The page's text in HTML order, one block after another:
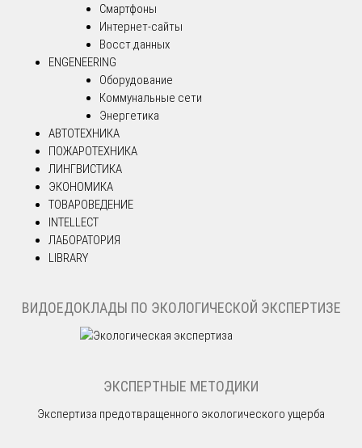
Смартфоны
Интернет-сайты
Восст.данных
ENGENEERING
Оборудование
Коммунальные сети
Энергетика
АВТОТЕХНИКА
ПОЖАРОТЕХНИКА
ЛИНГВИСТИКА
ЭКОНОМИКА
ТОВАРОВЕДЕНИЕ
INTELLECT
ЛАБОРАТОРИЯ
LIBRARY
ВИДОЕДОКЛАДЫ ПО ЭКОЛОГИЧЕСКОЙ ЭКСПЕРТИЗЕ
ЭКСПЕРТНЫЕ МЕТОДИКИ
Экспертиза предотвращенного экологического ущерба